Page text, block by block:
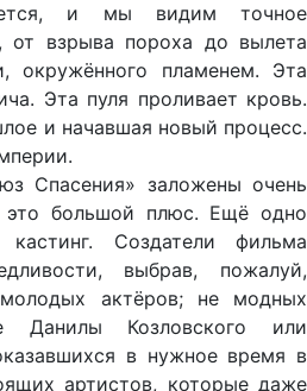
и мы видим точное
от взрыва пороха до вылета
окружённого пламенем. Эта
Эта пуля проливает кровь.
и начавшая новый процесс.
Спасения» заложены очень
большой плюс. Ещё одно
Создатели фильма
выбрав, пожалуй,
актёров; не модных
Данилы Козловского или
в нужное время в
артистов, которые даже